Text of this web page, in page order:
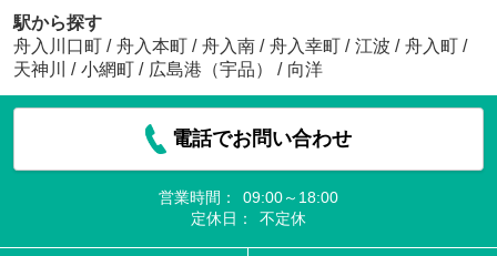
駅から探す
舟入川口町 / 舟入本町 / 舟入南 / 舟入幸町 / 江波 / 舟入町 /
天神川
/ 小網町 / 広島港（宇品） / 向洋
電話でお問い合わせ
営業時間：
09:00～18:00
定休日：
不定休